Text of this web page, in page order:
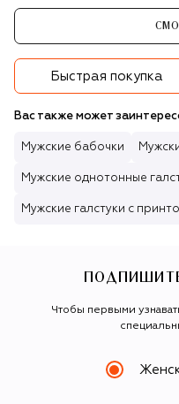
Быстрая покупка
Вас также может
Мужские бабочки
Мужские однотонные
Мужские галстуки с
Чтобы первыми